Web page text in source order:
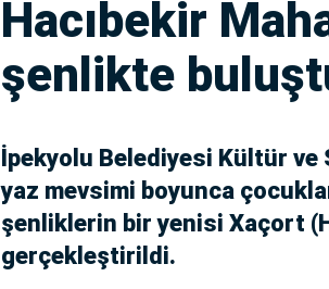
Hacıbekir
şenlikte
İpekyolu Belediyesi Kültür
yaz mevsimi boyunca
şenliklerin bir yenisi Xaçort
gerçekleştirildi.